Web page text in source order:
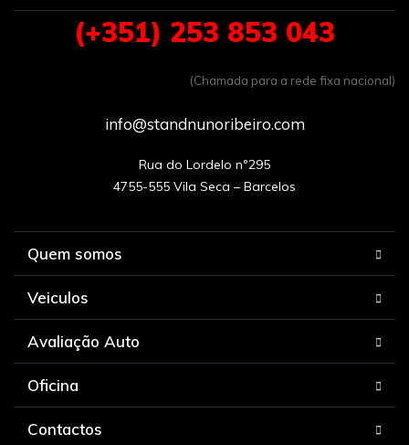
(+351) 253 853 043
(Chamada para a rede fixa nacional)
info@standnunoribeiro.com
Rua do Lordelo nº295
Quem somos
Veiculos
Avaliação Auto
Oficina
Contactos